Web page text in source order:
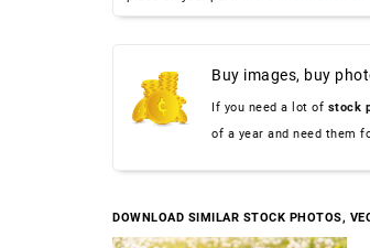
Buy images, buy
If you need a lot of stock
of a year and need them
DOWNLOAD SIMILAR STOCK PHOTOS,